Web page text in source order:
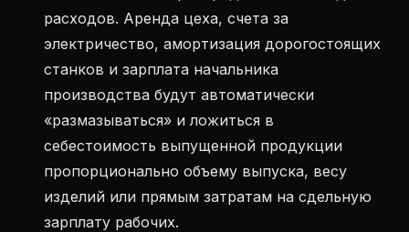
расходов. Аренда цеха, счета за
электричество, амортизация дорогостоящих
станков и зарплата начальника
производства будут автоматически
«размазываться» и ложиться в
себестоимость выпущенной продукции
пропорционально объему выпуска, весу
изделий или прямым затратам на сдельную
зарплату рабочих.